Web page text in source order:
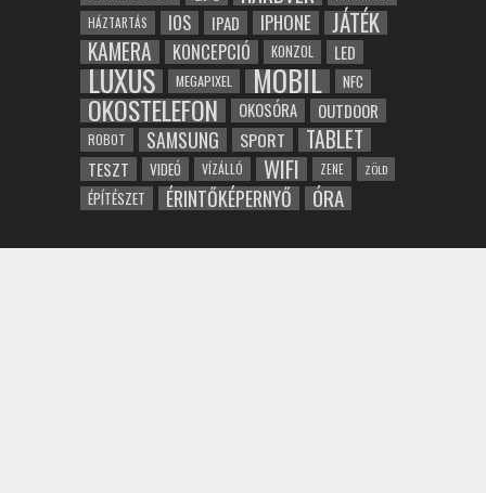
HÁZTARTÁS IOS IPAD IPHONE JÁTÉK
KAMERA KONCEPCIÓ KONZOL LED
LUXUS MEGAPIXEL MOBIL NFC
OKOSTELEFON OKOSÓRA OUTDOOR
ROBOT SAMSUNG SPORT TABLET
TESZT VIDEÓ VÍZÁLLÓ WIFI ZENE ZÖLD
ÉPÍTÉSZET ÉRINTŐKÉPERNYŐ ÓRA